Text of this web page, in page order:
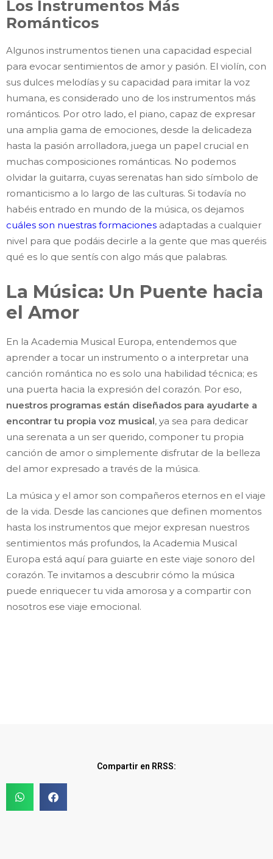
Los Instrumentos Más
Románticos
Algunos instrumentos tienen una capacidad especial
para evocar sentimientos de amor y pasión. El violín, con
sus dulces melodías y su capacidad para imitar la voz
humana, es considerado uno de los instrumentos más
románticos. Por otro lado, el piano, capaz de expresar
una amplia gama de emociones, desde la delicadeza
hasta la pasión arrolladora, juega un papel crucial en
muchas composiciones románticas. No podemos
olvidar la guitarra, cuyas serenatas han sido símbolo de
romanticismo a lo largo de las culturas. Si todavía no
habéis entrado en mundo de la música, os dejamos
cuáles son nuestras formaciones adaptadas a cualquier
nivel para que podáis decirle a la gente que mas queréis
qué es lo que sentís con algo más que palabras.
La Música: Un Puente hacia
el Amor
En la Academia Musical Europa, entendemos que
aprender a tocar un instrumento o a interpretar una
canción romántica no es solo una habilidad técnica; es
una puerta hacia la expresión del corazón. Por eso,
nuestros programas están diseñados para ayudarte a
encontrar tu propia voz musical, ya sea para dedicar
una serenata a un ser querido, componer tu propia
canción de amor o simplemente disfrutar de la belleza
del amor expresado a través de la música.
La música y el amor son compañeros eternos en el viaje
de la vida. Desde las canciones que definen momentos
hasta los instrumentos que mejor expresan nuestros
sentimientos más profundos, la Academia Musical
Europa está aquí para guiarte en este viaje sonoro del
corazón. Te invitamos a descubrir cómo la música
puede enriquecer tu vida amorosa y a compartir con
nosotros ese viaje emocional.
Compartir en RRSS: